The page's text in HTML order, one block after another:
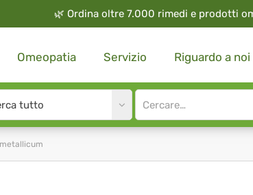
🌿 Ordina oltre 7.000 rimedi e prodotti
Omeopatia Servizio Riguardo a noi
Site
search